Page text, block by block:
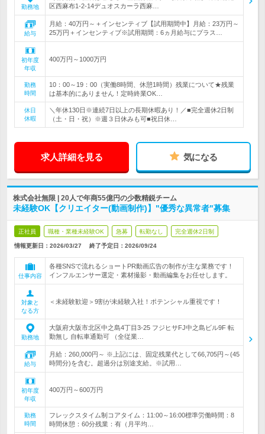
勤務地
区西麻布1-2-14デュオスカーラ西麻…
給与
月給：40万円～＋インセンティブ【試用期間中】月給：23万円～
25万円＋インセンティブ※試用期間：6ヵ月給与にプラス…
初年度
年収
400万円～1000万円
勤務
時間
10：00～19：00（実働8時間、休憩1時間）残業について★残業
は基本的にありません！定時終業OK…
休日
休暇
＼年休130日※連続7日以上の長期休暇あり！／■完全週休2日制
（土・日・祝）※週３日休みも可■祝日休…
求人詳細を見る 気になる
株式会社無限 | 20人で年商55億円の少数精鋭チーム
未経験OK【クリエイター(動画制作)】"優秀な異常者"募集
正社員 職種・業種未経験OK 急募 転勤なし 完全週休2日制
情報更新日：2026/03/27 終了予定日： 2026/09/24
仕事内容
各種SNSで流れるショートPR動画広告の制作が主な業務です！
インフルエンサー選定・素材撮影・動画編集をお任せします。
対象と
なる方
＜未経験歓迎＞9割が未経験入社！ポテンシャル重視です！
勤務地
大阪府大阪市北区中之島4丁目3-25 フジヒサFJ中之島ビル9F 転
勤無し 自転車通勤可 （全従業…
給与
月給：260,000円～ ※上記には、固定残業代として66,705円～(45
時間分)を含む。超過分は別途支給。※試用…
初年度
年収
400万円～600万円
勤務
時間
フレックスタイム制コアタイム：11:00～16:00標準労働時間：8
時間休憩：60分残業：有（月平均…